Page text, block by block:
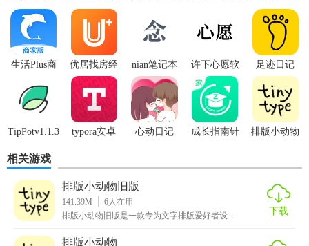
面友好，让每一份值得珍...
生活Plus商
优居找房经
纪App
nian笔记本
1.7.8.1
许下心愿软
件v3.1.3
足迹日记
appv2.1.4
TipPotv1.1.3
typora安卓
心动日记
成长指南针
排版小动物
相关游戏
排版小动物旧版
141.39M 6人在用
排版小动物旧版是一款专为文字排版爱好者设...
下载
排版小动物